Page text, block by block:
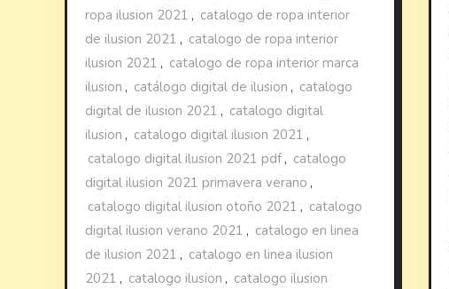
ropa ilusion 2021 , catalogo de ropa interior
de ilusion 2021 , catalogo de ropa interior
ilusion 2021 , catalogo de ropa interior marca
ilusion , catálogo digital de ilusion , catalogo
digital de ilusion 2021 , catalogo digital
ilusion , catalogo digital ilusion 2021 ,
catalogo digital ilusion 2021 pdf, catalogo
digital ilusion 2021 primavera verano ,
catalogo digital ilusion otoño 2021 , catalogo
digital ilusion verano 2021 , catalogo en linea
de ilusion 2021 , catalogo en linea ilusion
2021 , catalogo ilusion , catalogo ilusion